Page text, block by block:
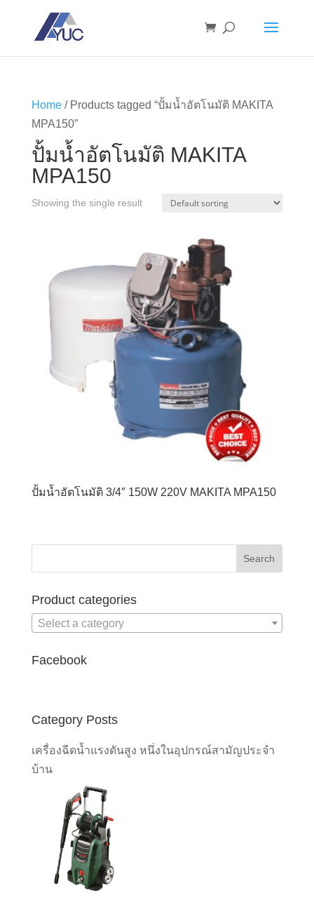
Home/ Products tagged “ปั้มน้ำอัตโนมัติ MAKITA
MPA150”
ปั้มน้ำอัตโนมัติ MAKITA
MPA150
Showing the single result
ปั้มน้ำอัตโนมัติ 3/4″ 150W 220V MAKITA MPA150
Product categories
Select a category
Facebook
Category Posts
เครื่องฉีดน้ำแรงดันสูง หนึ่งในอุปกรณ์สามัญประจำ
บ้าน